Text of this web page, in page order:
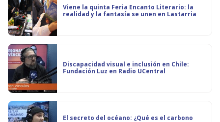
Viene la quinta Feria Encanto Literario: la
realidad y la fantasía se unen en Lastarria
Discapacidad visual e inclusión en Chile:
Fundación Luz en Radio UCentral
El secreto del océano: ¿Qué es el carbono